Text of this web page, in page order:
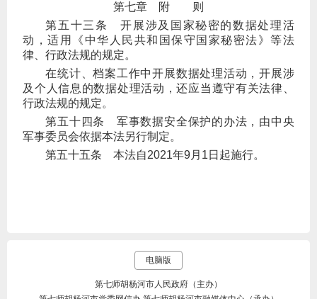
第七章 附 则
第五十三条
开展涉及国家秘密的数据处理活
动，适用《中华人民共和国保守国家秘密法》等法
律、行政法规的规定。
在统计、档案工作中开展数据处理活动，开展涉
及个人信息的数据处理活动，还应当遵守有关法律、
行政法规的规定。
第五十四条
军事数据安全保护的办法，由中央
军事委员会依据本法另行制定。
第五十五条 本法自2021年9月1日起施行。
电脑版
第七师胡杨河市人民政府（主办）